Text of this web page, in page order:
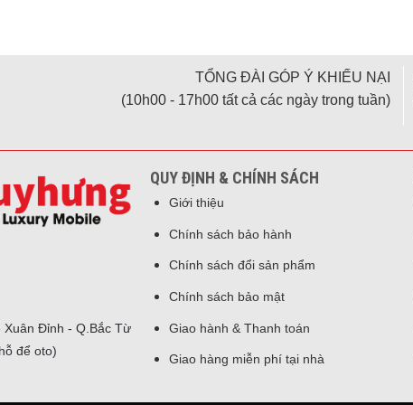
TỔNG ĐÀI GÓP Ý KHIẾU NẠI
(10h00 - 17h00 tất cả các ngày trong tuần)
Đỉnh - Q.Bắc Từ
để oto)
QUY ĐỊNH & CHÍNH SÁCH
Giới thiệu
Chính sách bảo hành
Chính sách đổi sản phẩm
Chính sách bảo mật
Giao hành & Thanh toán
Giao hàng miễn phí tại nhà